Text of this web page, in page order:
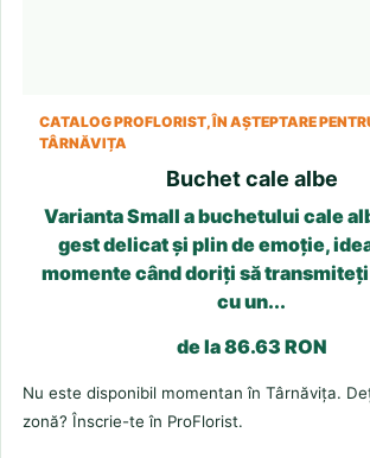
CATALOG PROFLORIST, ÎN AȘTEPTARE
TÂRNĂVIȚA
Buchet cale albe
Varianta Small a buchetului cale
gest delicat și plin de emoție,
momente când doriți să
cu un...
de la 86.63 RON
Nu este disponibil momentan în Târnăvița.
zonă? Înscrie-te în ProFlorist.